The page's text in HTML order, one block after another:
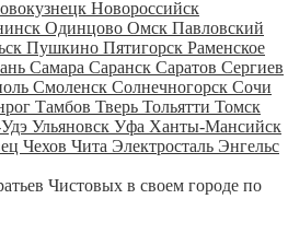
Новороссийск
Одинцово Омск Павловский
Пушкино Пятигорск Раменское
Самара Саранск Саратов Сергиев
Смоленск Солнечногорск Сочи
Тамбов Тверь Тольятти Томск
Ульяновск Уфа Ханты-Мансийск
Чехов Чита Электросталь Энгельс
Чистовых в своем городе по